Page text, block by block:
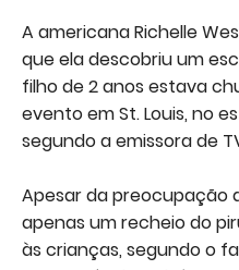
A americana Richelle
que ela descobriu um
filho de 2 anos estava
evento em St. Louis, no
segundo a emissora de
Apesar da preocupação
apenas um recheio do
às crianças, segundo o